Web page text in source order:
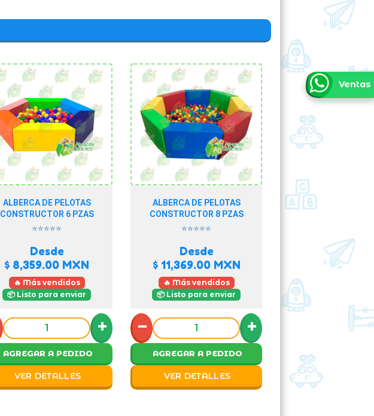
ALBERCA DE PELOTAS
CONSTRUCTOR 6 PZAS
⭐⭐⭐⭐⭐
Desde
$ 8,359.00 MXN
🔥 Más vendidos
📦 Listo para enviar
+
AGREGAR A PEDIDO
VER DETALLES
ALBERCA DE PELOTAS
CONSTRUCTOR 8 PZAS
⭐⭐⭐⭐⭐
Desde
$ 11,369.00MXN
🔥 Más vendidos
📦 Listo para enviar
− +
AGREGAR A PEDIDO
VER DETALLES
Ventas